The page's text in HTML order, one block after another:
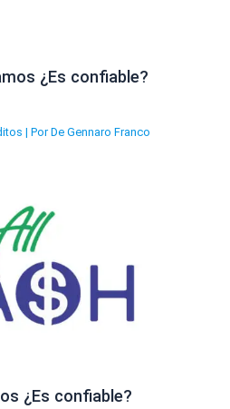
¿Es confiable?
| Por De Gennaro Franco
¿Es confiable?